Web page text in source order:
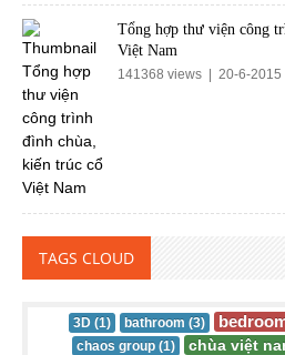
Tổng hợp thư viện công
Việt Nam
141368 views | 20-6-2015
TAGS CLOUD
3D (1) bathroom (3)
chaos group (1)
chùa việt